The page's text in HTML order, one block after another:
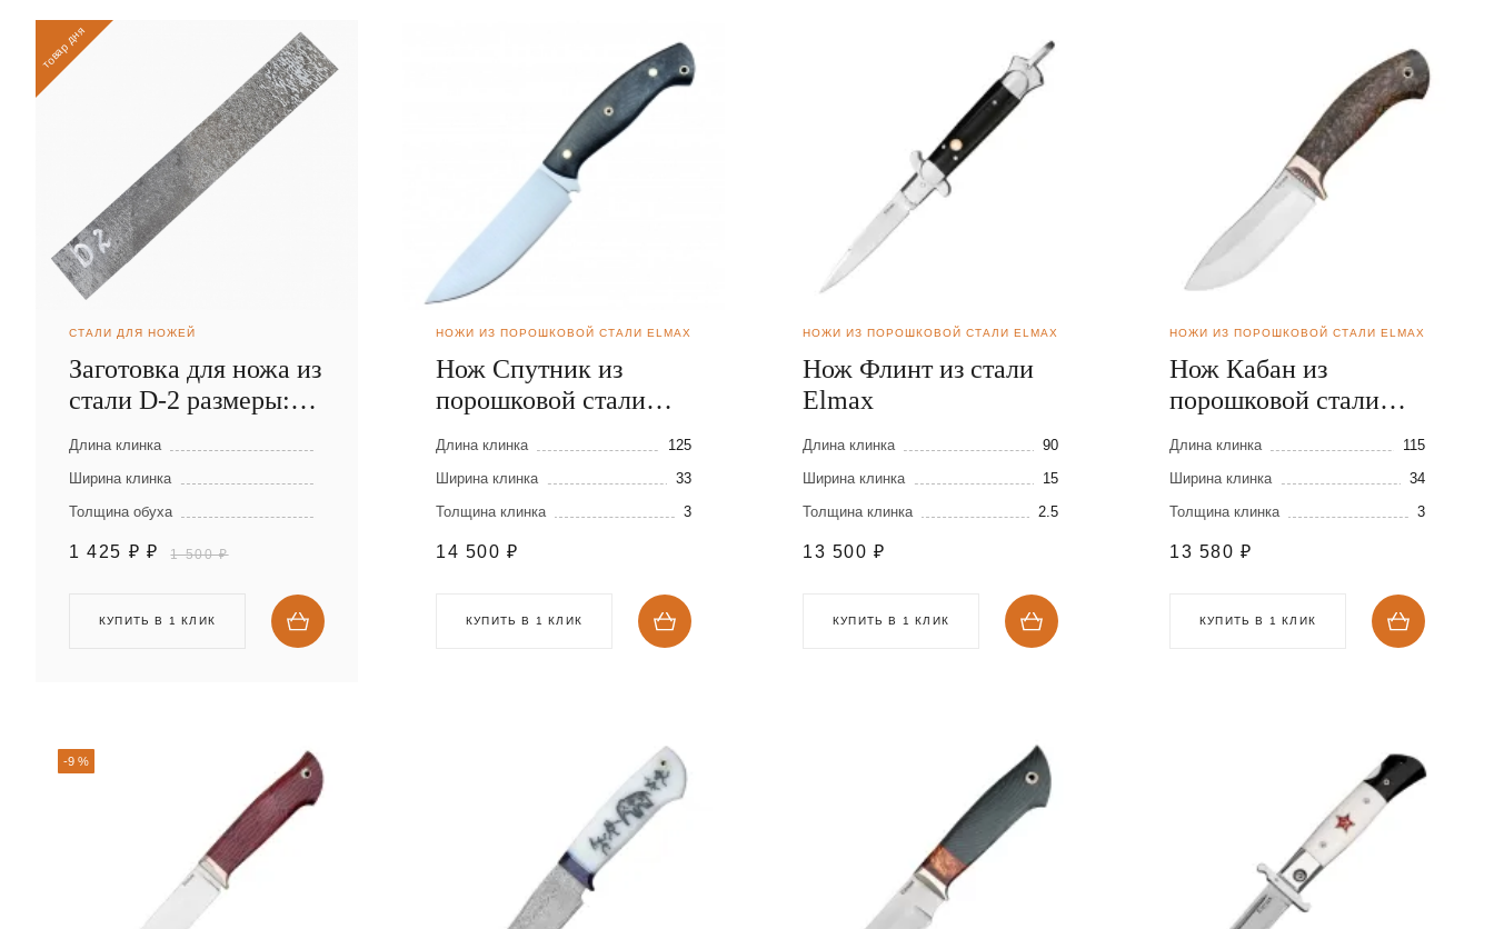
товар дня
СТАЛИ ДЛЯ НОЖЕЙ
Заготовка для ножа из
стали D-2 размеры:
300х40х2,5 мм
Длина клинка
Ширина клинка
Толщина обуха
1 425 ₽ ₽ 1 500 ₽
КУПИТЬ В 1 КЛИК
НОЖИ ИЗ ПОРОШКОВОЙ СТАЛИ ELMAX
Нож Спутник из
порошковой стали
Elmax
Длина клинка
125
Ширина клинка
33
Толщина клинка
3
14 500 ₽
КУПИТЬ В 1 КЛИК
НОЖИ ИЗ ПОРОШКОВОЙ СТАЛИ ELMAX
Нож Флинт из стали
Elmax
Длина клинка
90
Ширина клинка
15
Толщина клинка
2.5
13 500 ₽
КУПИТЬ В 1 КЛИК
НОЖИ ИЗ ПОРОШКОВОЙ СТАЛИ ELMAX
Нож Кабан из
порошковой стали
Elmax
Длина клинка
115
Ширина клинка
34
Толщина клинка
3
13 580 ₽
КУПИТЬ В 1 КЛИК
-9 %